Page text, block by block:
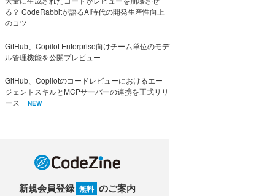
る？ CodeRabbitが語るAI時代の開発生産性向上
のコツ
GitHub、Copilot Enterprise向けチーム単位のモデ
ル管理機能を公開プレビュー
GitHub、Copilotのコードレビューにおけるエー
ジェントスキルとMCPサーバーの連携を正式リリ
ース
NEW
新規会員登録 無料 のご案内